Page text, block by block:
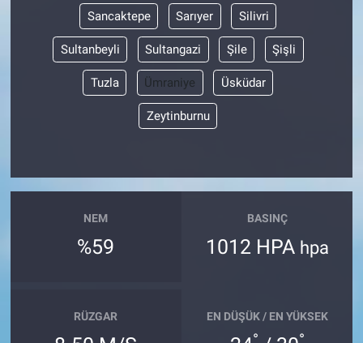
Sancaktepe Sarıyer Silivri
Sultanbeyli Sultangazi Şile Şişli
Tuzla Ümraniye Üsküdar
Zeytinburnu
NEM
%59
BASINÇ
1012 HPA hpa
RÜZGAR EN DÜŞÜK / EN YÜKSEK
° °